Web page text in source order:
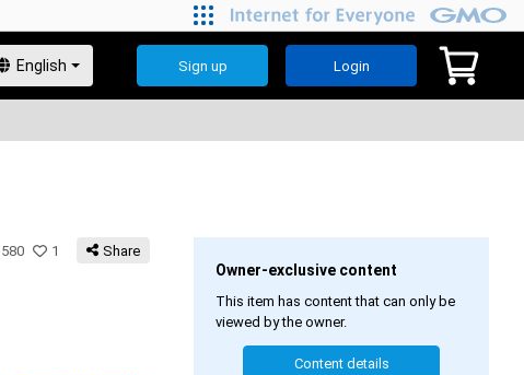
Sign up Login
580 1 Share
Owner-exclusive content
This item has content that can only be
viewed by the owner.
Content details